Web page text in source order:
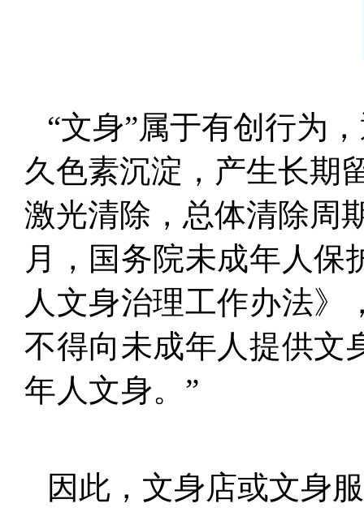
“文身”属于有创行为
久色素沉淀，产生长期
激光清除，总体清除周
月，国务院未成年人保
人文身治理工作办法》
不得向未成年人提供文
年人文身。 ”
因此，文身店或文身